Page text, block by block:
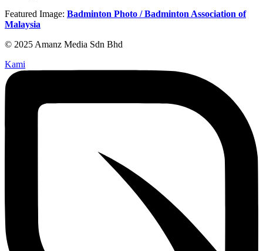
Featured Image: Badminton Photo / Badminton Association of
Malaysia
© 2025 Amanz Media Sdn Bhd
Kami